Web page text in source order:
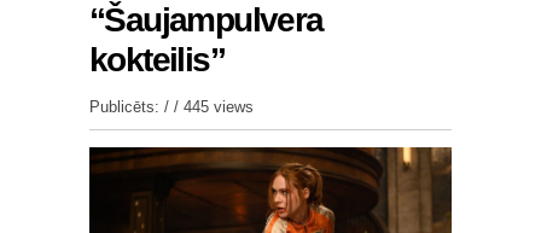
“Šaujampulvera
kokteilis”
Publicēts: / / 445 views